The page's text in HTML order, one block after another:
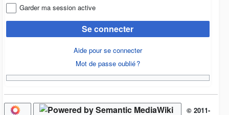
Garder ma session active
Se connecter
Aide pour se connecter
Mot de passe oublié ?
© 2011-